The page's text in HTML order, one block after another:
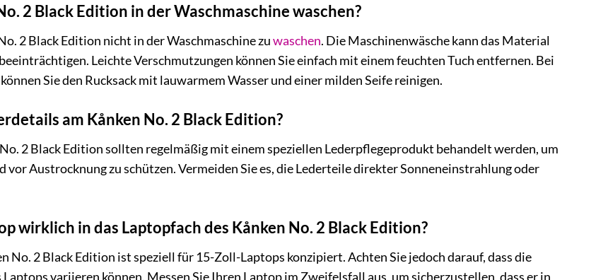
2 Black Edition in der Waschmaschine waschen?
2 Black Edition nicht in der Waschmaschine zuwaschen. Die Maschinenwäsche kann das Material
Leichte Verschmutzungen können Sie einfach mit einem feuchten Tuch entfernen. Bei
Sie den Rucksack mit lauwarmem Wasser und einer milden Seife reinigen.
am Kånken No. 2 Black Edition?
2 Black Edition sollten regelmäßig mit einem speziellen Lederpflegeprodukt behandelt werden, um
vor Austrocknung zu schützen. Vermeiden Sie es, die Lederteile direkter Sonneneinstrahlung oder
wirklich in das Laptopfach des Kånken No. 2 Black Edition?
No. 2 Black Edition ist speziell für 15-Zoll-Laptops konzipiert. Achten Sie jedoch darauf, dass die
variieren können. Messen Sie Ihren Laptop im Zweifelsfall aus, um sicherzustellen, dass er in